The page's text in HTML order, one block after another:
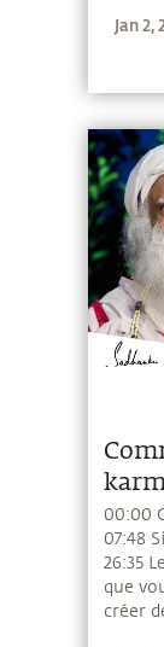
Jan 2,
00:00
07:48
26:35
que
créer